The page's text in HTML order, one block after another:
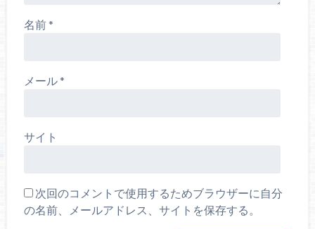
名前*
メール*
サイト
次回のコメントで使用するためブラウザーに自分
の名前、メールアドレス、サイトを保存する。